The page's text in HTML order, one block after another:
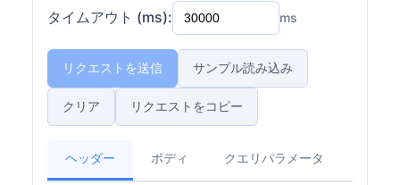
タイムアウト (ms): ms
リクエストを送信 サンプル読み込み
クリア リクエストをコピー
ヘッダー ボディ クエリパラメータ